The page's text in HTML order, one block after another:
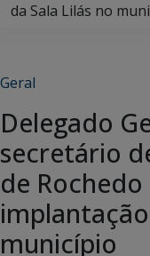
da Sala Lilás no
Geral
Delegado
secretário
de
município